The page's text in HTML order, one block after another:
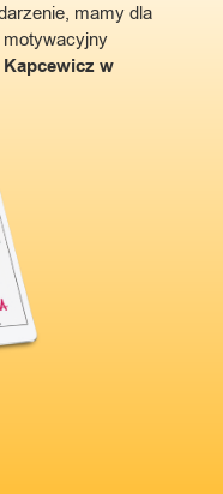
mamy dla
motywacyjny
w